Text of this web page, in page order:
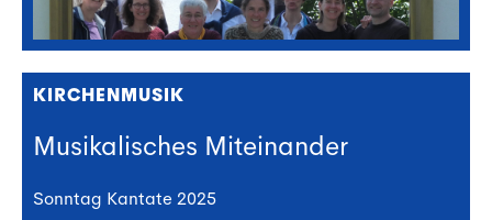
KIRCHENMUSIK
Musikalisches Miteinander
Sonntag Kantate 2025